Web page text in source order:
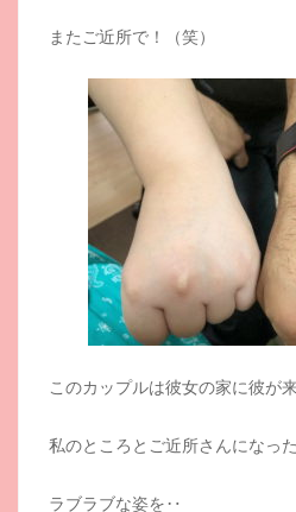
またご近所で！（笑）
このカップルは彼女の家に彼が
私のところとご近所さんになっ
ラブラブな姿を‥